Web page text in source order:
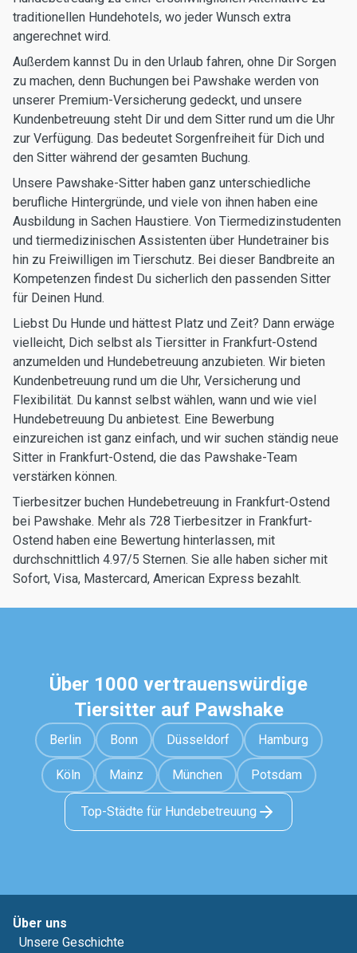
traditionellen Hundehotels, wo jeder Wunsch extra
angerechnet wird.
Außerdem kannst Du in den Urlaub fahren, ohne Dir Sorgen
zu machen, denn Buchungen bei Pawshake werden von
unserer Premium-Versicherung gedeckt, und unsere
Kundenbetreuung steht Dir und dem Sitter rund um die Uhr
zur Verfügung. Das bedeutet Sorgenfreiheit für Dich und
den Sitter während der gesamten Buchung.
Unsere Pawshake-Sitter haben ganz unterschiedliche
berufliche Hintergründe, und viele von ihnen haben eine
Ausbildung in Sachen Haustiere. Von Tiermedizinstudenten
und tiermedizinischen Assistenten über Hundetrainer bis
hin zu Freiwilligen im Tierschutz. Bei dieser Bandbreite an
Kompetenzen findest Du sicherlich den passenden Sitter
für Deinen Hund.
Liebst Du Hunde und hättest Platz und Zeit? Dann erwäge
vielleicht, Dich selbst als Tiersitter in Frankfurt-Ostend
anzumelden und Hundebetreuung anzubieten. Wir bieten
Kundenbetreuung rund um die Uhr, Versicherung und
Flexibilität. Du kannst selbst wählen, wann und wie viel
Hundebetreuung Du anbietest. Eine Bewerbung
einzureichen ist ganz einfach, und wir suchen ständig neue
Sitter in Frankfurt-Ostend, die das Pawshake-Team
verstärken können.
Tierbesitzer buchen Hundebetreuung in Frankfurt-Ostend
bei Pawshake. Mehr als 728 Tierbesitzer in Frankfurt-
Ostend haben eine Bewertung hinterlassen, mit
durchschnittlich 4.97/5 Sternen. Sie alle haben sicher mit
Sofort, Visa, Mastercard, American Express bezahlt.
Über 1000 vertrauenswürdige
Tiersitter auf Pawshake
Berlin Bonn Düsseldorf Hamburg
Köln Mainz München Potsdam
Top-Städte für Hundebetreuung
Über uns
Unsere Geschichte